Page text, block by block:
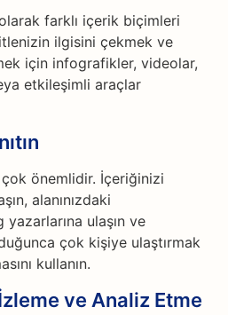
farklı içerik biçimleri
ilgisini çekmek ve
için infografikler, videolar,
etkileşimli araçlar
çok önemlidir. İçeriğinizi
alanınızdaki
ulaşın ve
çok kişiye ulaştırmak
kullanın.
ve Analiz Etme